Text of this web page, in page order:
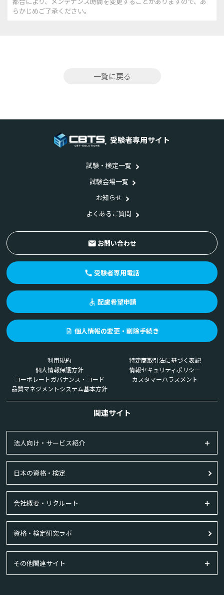
らかじめご了承ください。
一覧に戻る
受験者専用サイト
試験・検定一覧
試験会場一覧
お知らせ
よくあるご質問
お問い合わせ
受験者専用電話
配慮希望申請
個人情報の変更・削除手続き
利用規約
特定商取引法に基づく表記
個人情報保護方針
情報セキュリティポリシー
コーポレートガバナンス・コード
カスタマーハラスメント
品質マネジメントシステム基本方針
関連サイト
法人向け・サービス紹介
日本の資格・検定
会社概要・リクルート
資格・検定研究ラボ
その他関連サイト